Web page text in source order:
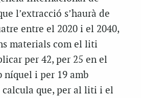
l’extracció s’haurà de
entre el 2020 i el 2040,
materials com el liti
per 42, per 25 en el
níquel i per 19 amb
calcula que, per al liti i el